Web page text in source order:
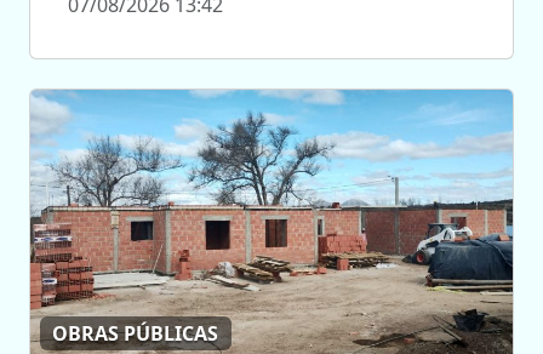
OBRAS PÚBLICAS